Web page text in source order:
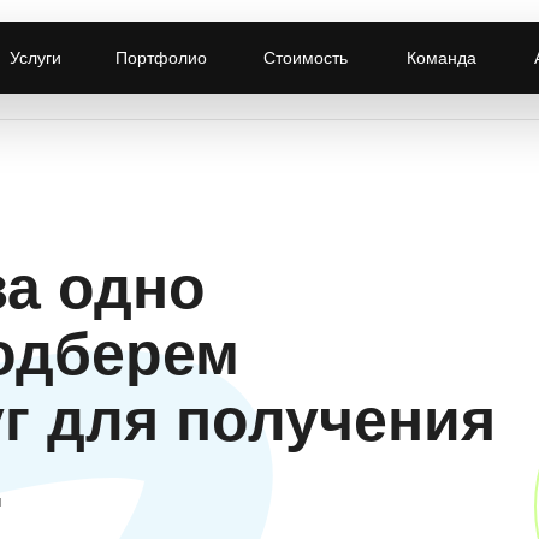
Услуги Портфолио Стоимость Команда
д. 50
Напишите мне
одно
для получения